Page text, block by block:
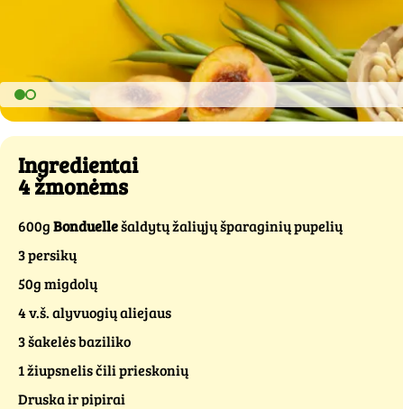
Ingredientai
4 žmonėms
600gBonduellešaldytų žaliųjų šparaginių pupelių
3 persikų
50g migdolų
4 v.š. alyvuogių aliejaus
3 šakelės baziliko
1 žiupsnelis čili prieskonių
Druska ir pipirai